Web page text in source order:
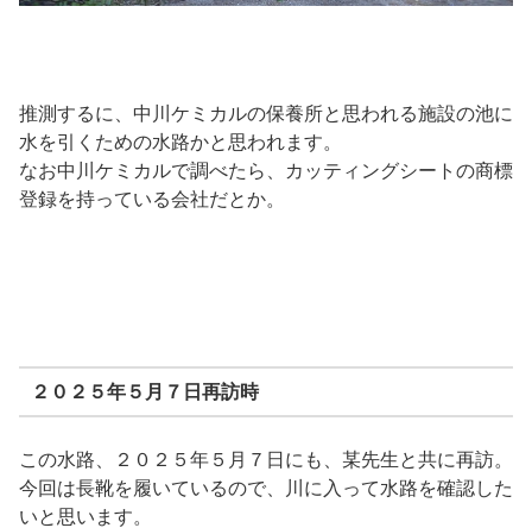
推測するに、中川ケミカルの保養所と思われる施設の池に
水を引くための水路かと思われます。
なお中川ケミカルで調べたら、カッティングシートの商標
登録を持っている会社だとか。
２０２５年５月７日再訪時
この水路、２０２５年５月７日にも、某先生と共に再訪。
今回は長靴を履いているので、川に入って水路を確認した
いと思います。